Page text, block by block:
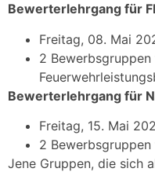
Bewerterlehrgang für
Freitag, 08. Mai
2
Bewerterlehrgang für
Freitag, 15. Mai
2
Jene Gruppen, die sich